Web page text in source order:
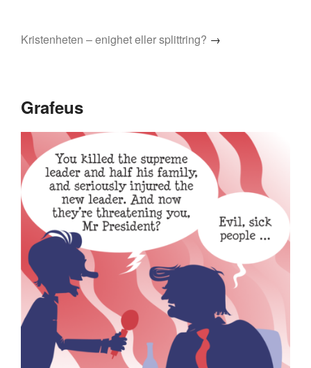
Kristenheten – enighet eller splittring? →
Grafeus